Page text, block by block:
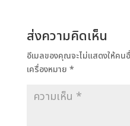
ส่งความคิดเห็น
อีเมลของคุณจะไม่แสดงให้คน
เครื่องหมาย *